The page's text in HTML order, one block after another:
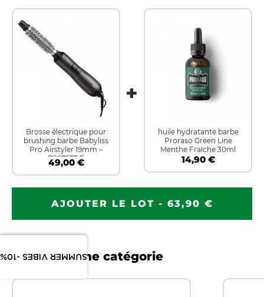
SUMMER VIBES -10%
Brosse électrique pour
brushing barbe Babyliss
Pro Airstyler 19mm –
B2675TT E
49,00 €
huile hydratante barbe
Proraso Green Line
Menthe Fraîche 30ml
14,90 €
AJOUTER LE LOT - 63,90 €
Dans la même catégorie